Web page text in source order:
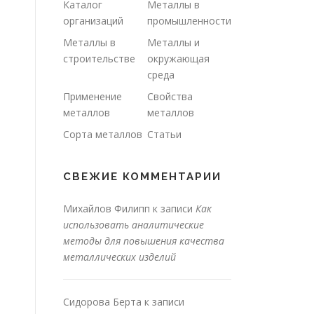
Каталог
организаций
Металлы в
промышленности
Металлы в
строительстве
Металлы и
окружающая
среда
Применение
металлов
Свойства
металлов
Сорта металлов Статьи
СВЕЖИЕ КОММЕНТАРИИ
Михайлов Филипп к записи Как
использовать аналитические
методы для повышения качества
металлических изделий
Сидорова Берта к записи